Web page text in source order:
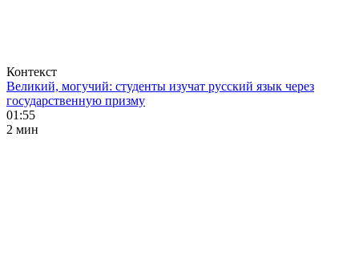
Контекст
Великий, могучий: студенты изучат русский язык через
государственную призму
01:55
2 мин